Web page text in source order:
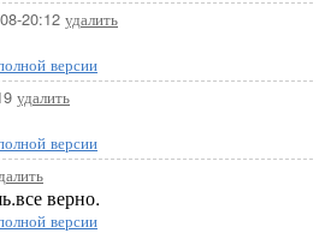
20:12 удалить
версии
удалить
версии
верно.
версии